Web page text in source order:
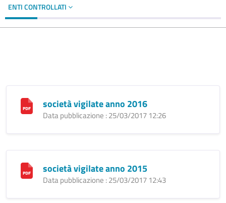
ENTI CONTROLLATI
società vigilate anno 2016
Data pubblicazione : 25/03/2017 12:26
società vigilate anno 2015
Data pubblicazione : 25/03/2017 12:43